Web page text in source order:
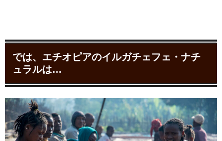
では、エチオピアのイルガチェフェ・ナチ
ュラルは…